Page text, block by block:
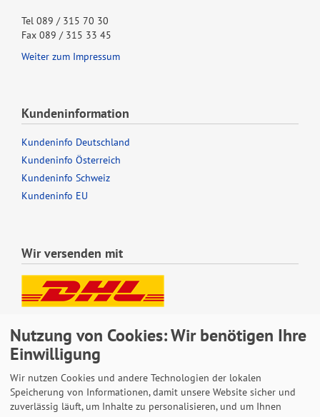
Tel 089 / 315 70 30
Fax 089 / 315 33 45
Weiter zum Impressum
Kundeninformation
Kundeninfo Deutschland
Kundeninfo Österreich
Kundeninfo Schweiz
Kundeninfo EU
Wir versenden mit
Samstagszustellung
Nutzung von Cookies: Wir benötigen Ihre
Einwilligung
Wir nutzen Cookies und andere Technologien der lokalen
Speicherung von Informationen, damit unsere Website sicher und
zuverlässig läuft, um Inhalte zu personalisieren, und um Ihnen